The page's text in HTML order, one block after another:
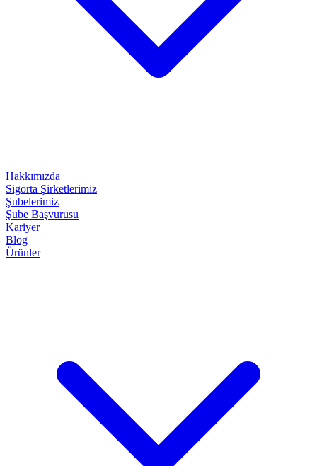
Hakkımızda
Sigorta Şirketlerimiz
Şubelerimiz
Şube Başvurusu
Kariyer
Blog
Ürünler